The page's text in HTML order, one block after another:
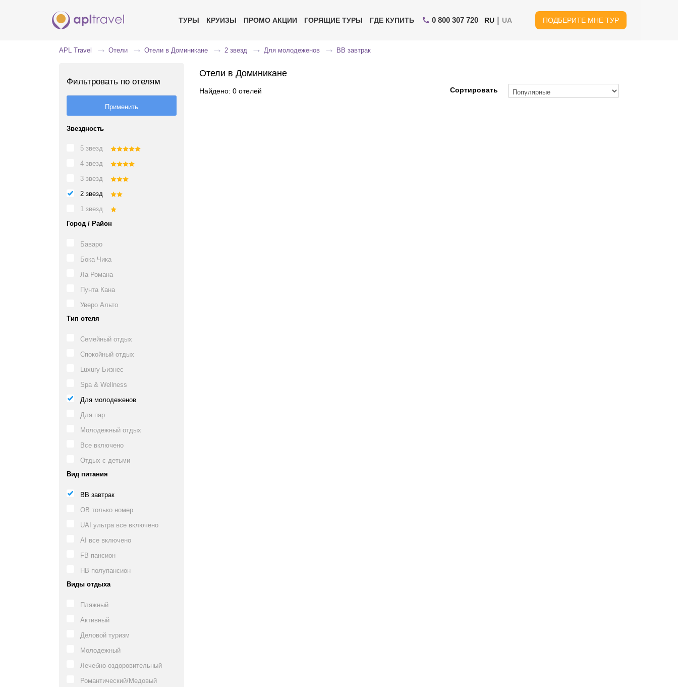
ТУРЫ КРУИЗЫ ПРОМО АКЦИИ ГОРЯЩИЕ ТУРЫ ГДЕ КУПИТЬ 0 800 307 720 RU | UA ПОДБЕРИТЕ МНЕ ТУР
APL Travel Отели Отели в Доминикане 2 звезд Для молодеженов BB завтрак
Фильтровать по отелям
Звездность
5 звезд
4 звезд
3 звезд
2 звезд
1 звезд
Город / Район
Баваро
Бока Чика
Ла Романа
Пунта Кана
Уверо Альто
Тип отеля
Семейный отдых
Спокойный отдых
Luxury Бизнес
Spa & Wellness
Для молодеженов
Для пар
Молодежный отдых
Все включено
Отдых с детьми
Вид питания
BB завтрак
OB только номер
UAI ультра все включено
AI все включено
FB пансион
HB полупансион
Виды отдыха
Пляжный
Активный
Деловой туризм
Молодежный
Лечебно-оздоровительный
Романтический/Медовый
Отели в Доминикане
Найдено: 0 отелей Сортировать